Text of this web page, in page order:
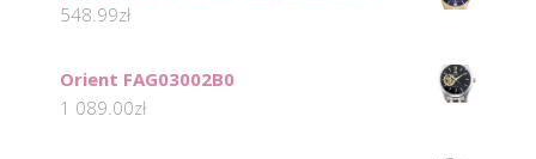
548.99zł
Orient FAG03002B0
1 089.00zł